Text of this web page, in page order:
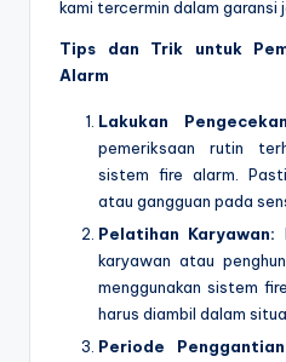
kami tercermin dalam garansi
Tips dan Trik untuk
Alarm
Lakukan
pemeriksaan rutin
sistem fire alarm.
atau gangguan pada
Pelatihan Karyawan:
karyawan atau
menggunakan sistem
harus diambil dalam
Periode